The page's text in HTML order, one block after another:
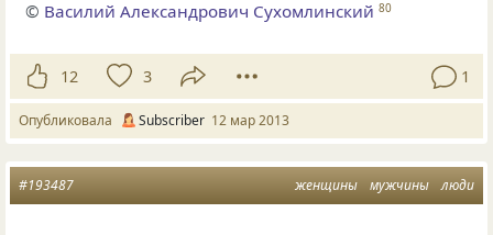
© Василий Александрович Сухомлинский 80
12 3 1
Опубликовала Subscriber 12 мар 2013
женщины мужчины люди
#193487